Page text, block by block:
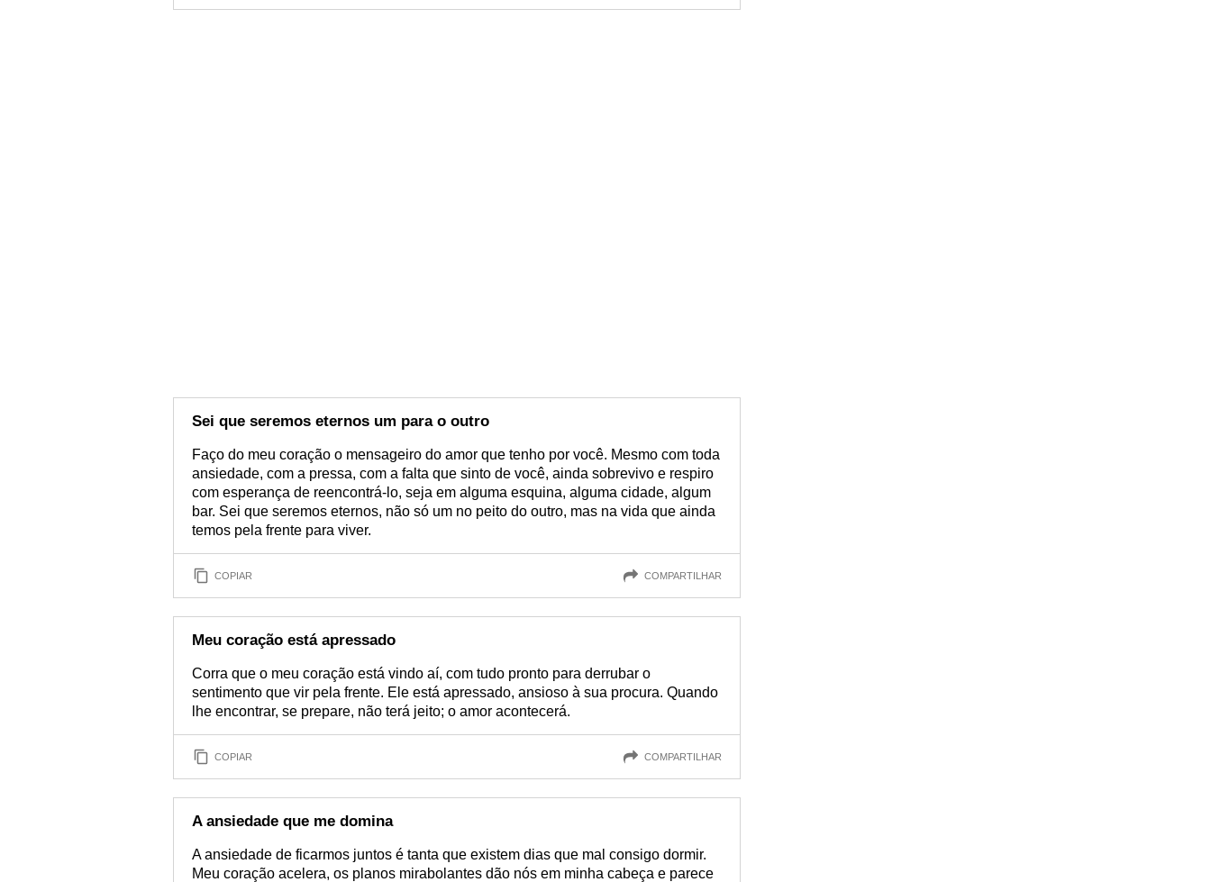
Sei que seremos eternos um para o outro
Faço do meu coração o mensageiro do amor que tenho por você. Mesmo com toda
ansiedade, com a pressa, com a falta que sinto de você, ainda sobrevivo e respiro
com esperança de reencontrá-lo, seja em alguma esquina, alguma cidade, algum
bar. Sei que seremos eternos, não só um no peito do outro, mas na vida que ainda
temos pela frente para viver.
COPIAR COMPARTILHAR
Meu coração está apressado
Corra que o meu coração está vindo aí, com tudo pronto para derrubar o
sentimento que vir pela frente. Ele está apressado, ansioso à sua procura. Quando
lhe encontrar, se prepare, não terá jeito; o amor acontecerá.
COPIAR COMPARTILHAR
A ansiedade que me domina
A ansiedade de ficarmos juntos é tanta que existem dias que mal consigo dormir.
Meu coração acelera, os planos mirabolantes dão nós em minha cabeça e parece